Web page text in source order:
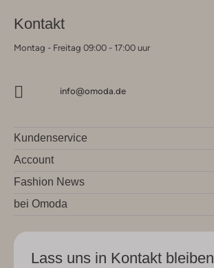
Kontakt
Montag - Freitag 09:00 - 17:00 uur
info@omoda.de
Kundenservice
Account
Fashion News
bei Omoda
Lass uns in Kontakt bleiben